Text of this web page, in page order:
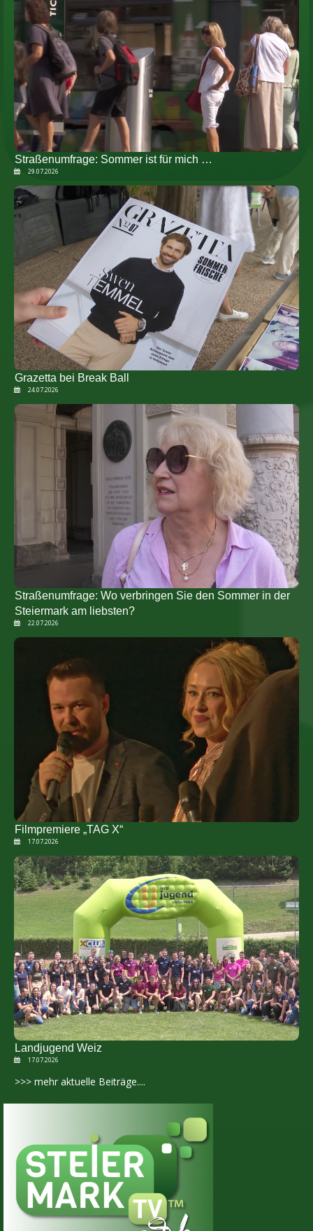
Straßenumfrage: Sommer ist für mich …
29.07.2026
Grazetta bei Break Ball
24.07.2026
Straßenumfrage: Wo verbringen Sie den Sommer in der
Steiermark am liebsten?
22.07.2026
Filmpremiere „TAG X“
17.07.2026
Landjugend Weiz
17.07.2026
>>> mehr aktuelle Beiträge....